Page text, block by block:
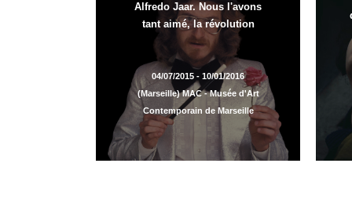
Alfredo Jaar. Nous l'avons
tant aimé, la révolution
04/07/2015 - 10/01/2016
(Marseille) MAC - Musée d'Art
Contemporain de Marseille